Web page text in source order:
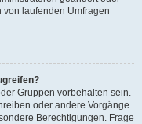
laufenden Umfragen
Gruppen vorbehalten sein.
oder andere Vorgänge
Berechtigungen. Frage